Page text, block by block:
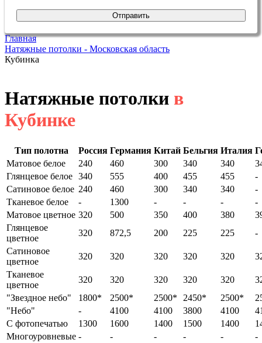
Отправить
Главная
Натяжные потолки - Московская область
Кубинка
Натяжные потолки в
Кубинке
Тип полотна Россия Германия Китай Бельгия Италия
Матовое белое
240 460 300 340 340
Глянцевое белое 340 555 400 455 455
-
Сатиновое белое 240 460 300 340 340
-
Тканевое белое
- 1300 - - -
-
Матовое цветное 320 500 350 400 380
Глянцевое
цветное
320 872,5 200 225 225
-
Сатиновое
цветное
320 320 320 320 320
Тканевое
цветное
320 320 320 320 320
"Звездное небо"
1800* 2500* 2500* 2450* 2500*
"Небо"
- 4100 4100 3800 4100
С фотопечатью
1300 1600 1400 1500 1400
Многоуровневые - - - - -
-